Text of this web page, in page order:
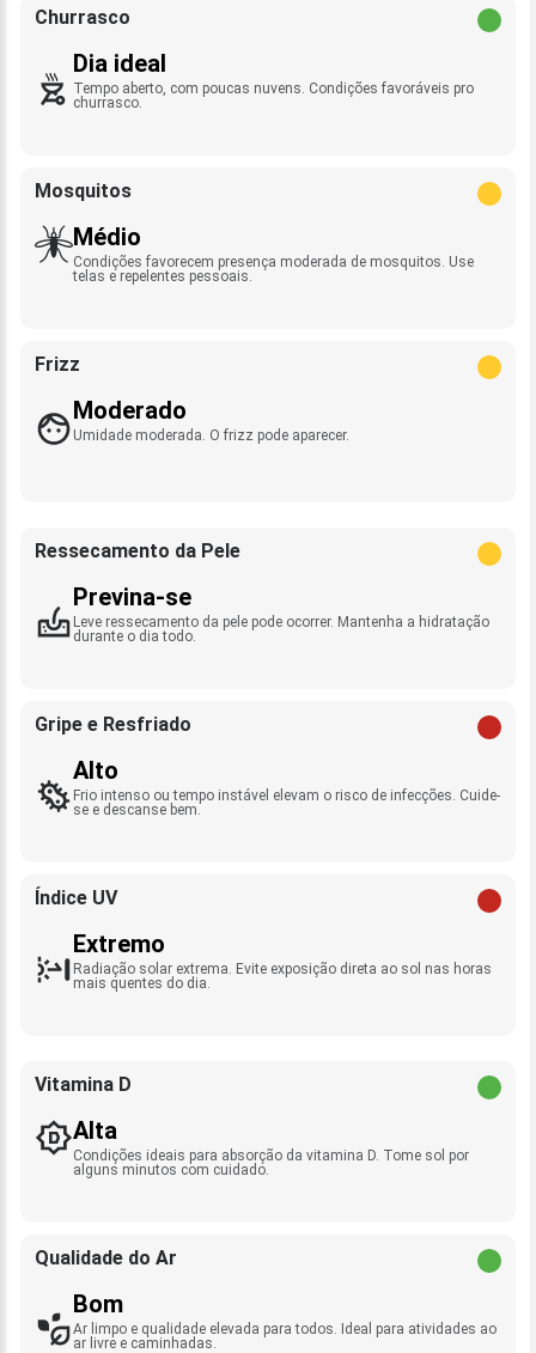
Churrasco
Dia ideal
Tempo aberto, com poucas nuvens. Condições favoráveis pro
churrasco.
Mosquitos
Médio
Condições favorecem presença moderada de mosquitos. Use
telas e repelentes pessoais.
Frizz
Moderado
Umidade moderada. O frizz pode aparecer.
Ressecamento da Pele
Previna-se
Leve ressecamento da pele pode ocorrer. Mantenha a hidratação
durante o dia todo.
Gripe e Resfriado
Alto
Frio intenso ou tempo instável elevam o risco de infecções. Cuide-
se e descanse bem.
Índice UV
Extremo
Radiação solar extrema. Evite exposição direta ao sol nas horas
mais quentes do dia.
Vitamina D
Alta
Condições ideais para absorção da vitamina D. Tome sol por
alguns minutos com cuidado.
Qualidade do Ar
Bom
Ar limpo e qualidade elevada para todos. Ideal para atividades ao
ar livre e caminhadas.